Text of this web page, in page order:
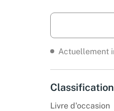
Actuellement
Classification
Livre d'occasion